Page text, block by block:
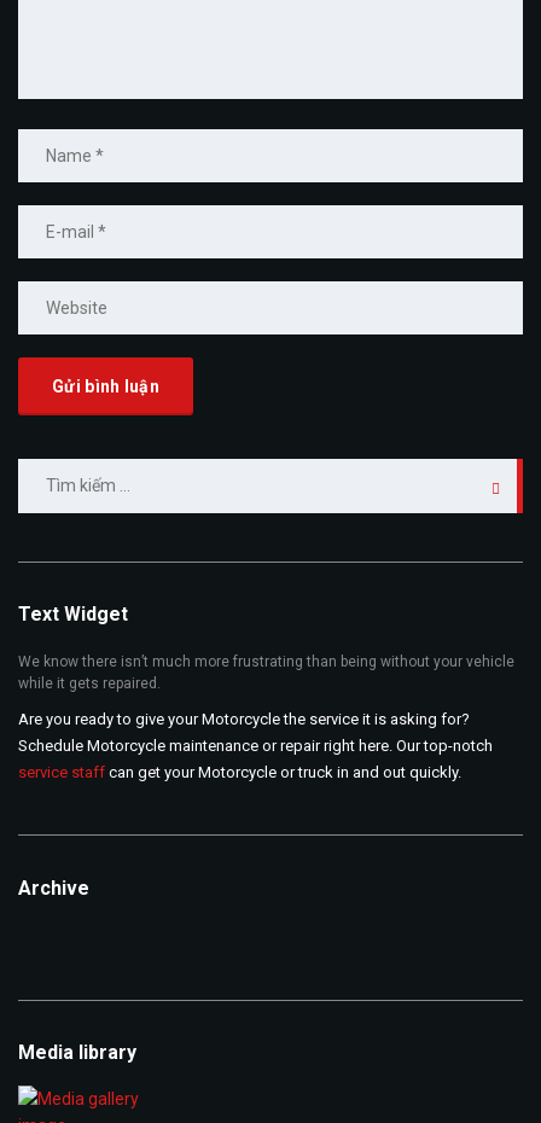
kiếm
Text Widget
We know there isn’t much more frustrating than being without your vehicle
while it gets repaired.
Are you ready to give your Motorcycle the service it is asking for?
Schedule Motorcycle maintenance or repair right here. Our top-notch
service staff can get your Motorcycle or truck in and out quickly.
Archive
Media library